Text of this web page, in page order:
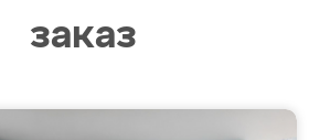
заказ